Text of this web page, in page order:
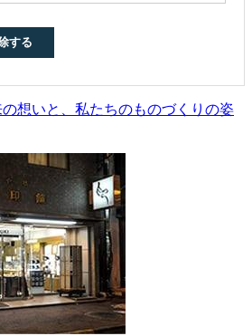
想いと、私たちのものづくりの姿